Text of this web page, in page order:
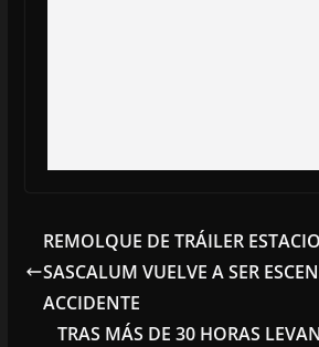
REMOLQUE DE TRÁILER
SASCALUM VUELVE A SER
ACCIDENTE
TRAS MÁS DE 30 HORAS